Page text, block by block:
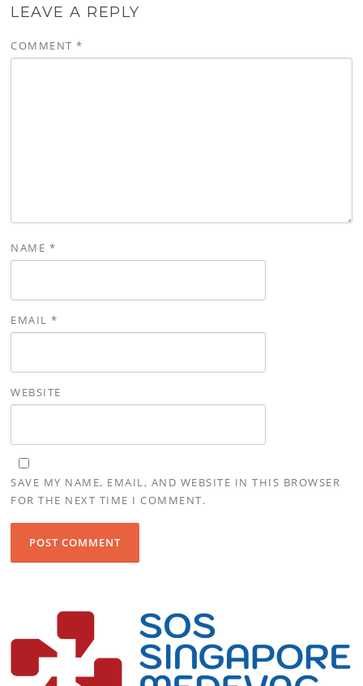
k
LEAVE A REPLY
COMMENT*
NAME *
EMAIL*
WEBSITE
SAVE MY NAME, EMAIL, AND WEBSITE IN THIS BROWSER
FOR THE NEXT TIME I COMMENT.